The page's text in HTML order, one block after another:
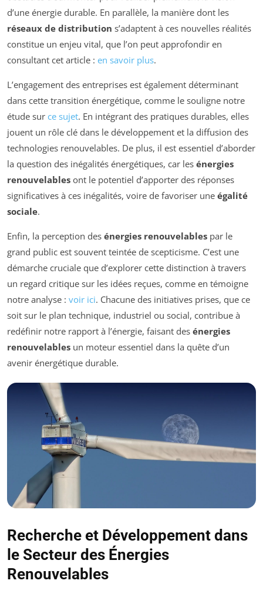
d’une énergie durable. En parallèle, la manière dont les
réseaux de distribution s’adaptent à ces nouvelles réalités
constitue un enjeu vital, que l’on peut approfondir en
consultant cet article : en savoir plus.
L’engagement des entreprises est également déterminant
dans cette transition énergétique, comme le souligne notre
étude sur ce sujet. En intégrant des pratiques durables, elles
jouent un rôle clé dans le développement et la diffusion des
technologies renouvelables. De plus, il est essentiel d’aborder
la question des inégalités énergétiques, car les énergies
renouvelables ont le potentiel d’apporter des réponses
significatives à ces inégalités, voire de favoriser une égalité
sociale.
Enfin, la perception des énergies renouvelables par le
grand public est souvent teintée de scepticisme. C’est une
démarche cruciale que d’explorer cette distinction à travers
un regard critique sur les idées reçues, comme en témoigne
notre analyse : voir ici. Chacune des initiatives prises, que ce
soit sur le plan technique, industriel ou social, contribue à
redéfinir notre rapport à l’énergie, faisant des énergies
renouvelables un moteur essentiel dans la quête d’un
avenir énergétique durable.
Recherche et Développement dans
le Secteur des Énergies
Renouvelables